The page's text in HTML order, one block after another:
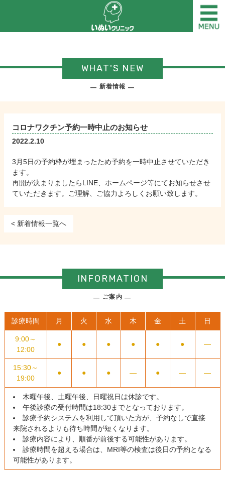
WHAT'S NEW
新着情報
コロナワクチン予約一時中止のお知らせ
2022.2.10
3月5日の予約枠が埋まったため予約を一時中止させていただき
ます。
再開が決まりましたらLINE、ホームページ等にてお知らせさせ
ていただきます。ご理解、ご協力よろしくお願い致します。
< 新着情報一覧へ
INFORMATION
ご案内
診療時間 月 火 水 木 金 土 日
9:00～
12:00
● ● ● ● ● ● ―
15:30～
19:00
● ● ● ― ● ― ―
木曜午後、土曜午後、日曜祝日は休診です。
午後診療の受付時間は18:30までとなっております。
診療予約システムを利用して頂いた方が、予約なしで直接
来院されるよりも待ち時間が短くなります。
診療内容により、順番が前後する可能性があります。
診療時間を超える場合は、MRI等の検査は後日の予約となる
可能性があります。